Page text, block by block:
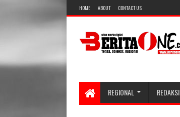
HOME ABOUT CONTACT US
REGIONAL REDAKSI